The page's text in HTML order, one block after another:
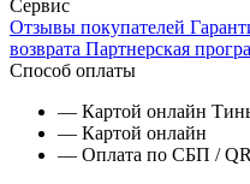
Сервис
Отзывы покупателей
возврата Партнерская
Способ оплаты
— Картой онлайн
— Картой онлайн
— Оплата по СБП /